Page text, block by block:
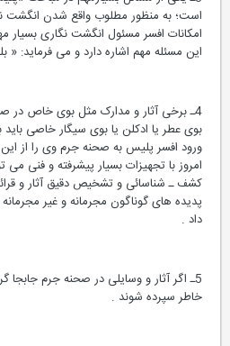
است؛ به منظور مطلوب واقع شدن انگشت
امکانات افسر مسئول انگشت نگاری بسیار
این مسئله مهم اشاره دارد و می فرماید: «
4ـ برخی آثار و مدارک مثل بوی خاص در
بوی عطر یا ادکلن یا بوی سیگار خاصی
ورود افسر پلیس به صحنه جرم وی را از این
امروز با تجهیزات بسیار پیشرفته و فنی می
کشف ـ شناسائی و تشخیص دقیق آثار و قرائن
پدیده های گوناگون مجرمانه و غیر
داد .
5ـ اگر آثار و وسایلی در صحنه جرم جابجا
خاطر سپرده شوند .